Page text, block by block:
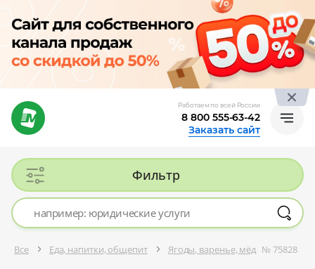
Работаем по всей России
8 800 555-63-42
Заказать сайт
Фильтр
Все Еда, напитки, общепит Ягоды, варенье, мёд № 75828